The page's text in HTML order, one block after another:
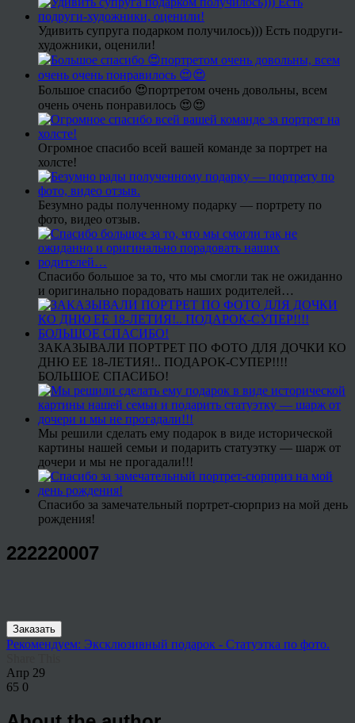
Удивить супруга подарком получилось))) Есть подруги-
художники, оценили!
Большое спасибо 😍портретом очень довольны, всем
очень очень понравилось 😍😍
Огромное спасибо всей вашей команде за портрет на
холсте!
Безумно рады полученному подарку — портрету по
фото, видео отзыв.
Спасибо большое за то, что мы смогли так не ожиданно
и оригинально порадовать наших родителей…
ЗАКАЗЫВАЛИ ПОРТРЕТ ПО ФОТО ДЛЯ ДОЧКИ КО
ДНЮ ЕЕ 18-ЛЕТИЯ!.. ПОДАРОК-СУПЕР!!!!
БОЛЬШОЕ СПАСИБО!
Мы решили сделать ему подарок в виде исторической
картины нашей семьи и подарить статуэтку — шарж от
дочери и мы не прогадали!!!
Спасибо за замечательный портрет-сюрприз на мой день
рождения!
222220007
Заказать
Рекомендуем: Эксклюзивный подарок - Статуэтка по фото.
Апр 29
65 0